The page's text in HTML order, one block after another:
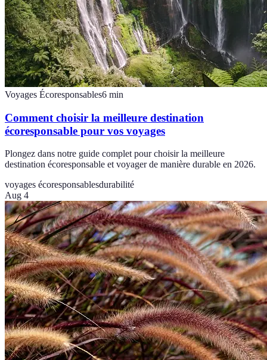
Voyages Écoresponsables6 min
Comment choisir la meilleure destination
écoresponsable pour vos voyages
Plongez dans notre guide complet pour choisir la meilleure
destination écoresponsable et voyager de manière durable en 2026.
voyages écoresponsablesdurabilité
Aug 4